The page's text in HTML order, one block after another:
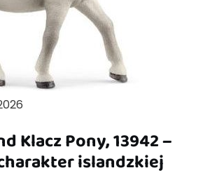
Klacz Pony, 13942 –
islandzkiej